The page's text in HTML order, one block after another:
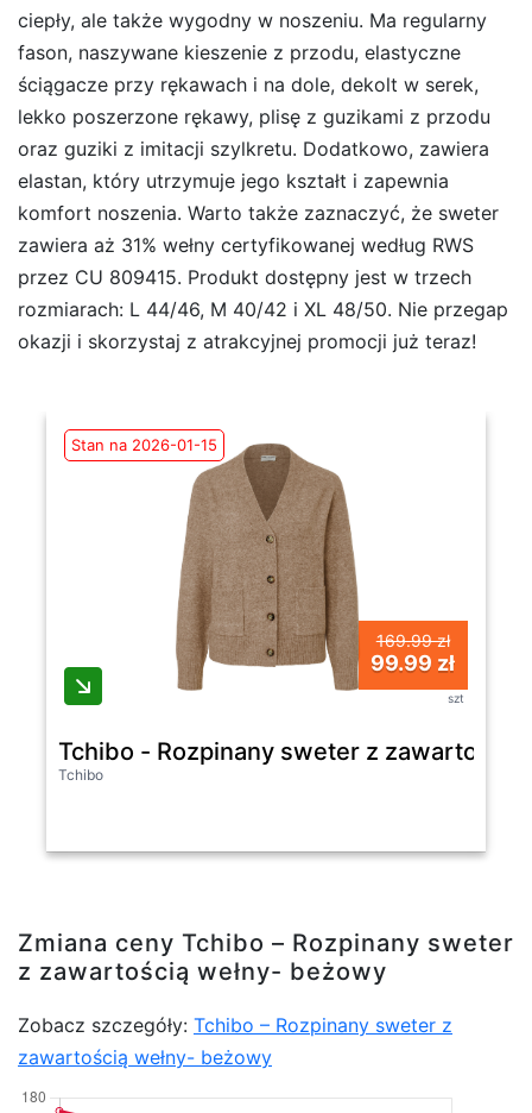
ciepły, ale także wygodny w noszeniu. Ma regularny
fason, naszywane kieszenie z przodu, elastyczne
ściągacze przy rękawach i na dole, dekolt w serek,
lekko poszerzone rękawy, plisę z guzikami z przodu
oraz guziki z imitacji szylkretu. Dodatkowo, zawiera
elastan, który utrzymuje jego kształt i zapewnia
komfort noszenia. Warto także zaznaczyć, że sweter
zawiera aż 31% wełny certyfikowanej według RWS
przez CU 809415. Produkt dostępny jest w trzech
rozmiarach: L 44/46, M 40/42 i XL 48/50. Nie przegap
okazji i skorzystaj z atrakcyjnej promocji już teraz!
Stan na 2026-01-15
169.99 zł
99.99 zł
szt
Tchibo - Rozpinany sweter z zawartością
Tchibo
Zmiana ceny Tchibo – Rozpinany sweter
z zawartością wełny- beżowy
Zobacz szczegóły: Tchibo – Rozpinany sweter z
zawartością wełny- beżowy